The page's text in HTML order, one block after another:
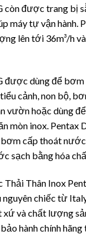
còn được trang bị
máy tự vận hành.
lên tới 36m³/h
được dùng để
cảnh, non bộ,
vườn hoặc dùng
mòn inox. Pentax
cấp thoát
sạch bằng hóa
Thân Inox
chiếc từ
xứ và chất lượng
hành chính